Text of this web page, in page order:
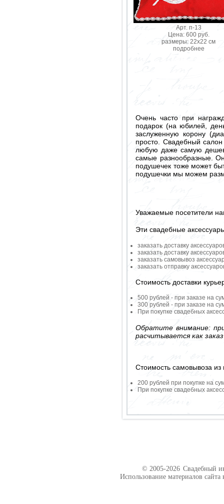
Арт. п-13
Цена: 600 руб.
размеры: 22х22 см
подробнее
Очень часто при
подарок (на юбилей,
заслуженную корону
просто. Свадебный
любую даже самую
самые разнообразные.
подушечек тоже может
подушечки мы можем
Уважаемые посетители
Эти свадебные
заказать доставку
заказать доставку
заказать самовывоз
заказать отправку
Стоимость доставки
500 рублей - при заказе на
300 рублей - при заказе на
При покупке свадебных
Обратите внимание:
расчитывается как
Стоимость самовывоза из
200 рублей при покупке на
При покупке свадебных
© 2005-2026 Свадебный
Использование материалов